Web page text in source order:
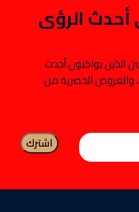
الرؤى
من المهنيين الذين يواكبون أحدث
والعروض الحصرية من